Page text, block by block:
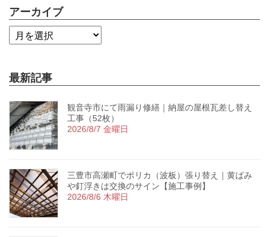
アーカイブ
最新記事
観音寺市にて雨漏り修繕｜納屋の屋根瓦差し替え
工事（52枚）
2026/8/7 金曜日
三豊市高瀬町でポリカ（波板）張り替え｜黄ばみ
や釘浮きは交換のサイン【施工事例】
2026/8/6 木曜日